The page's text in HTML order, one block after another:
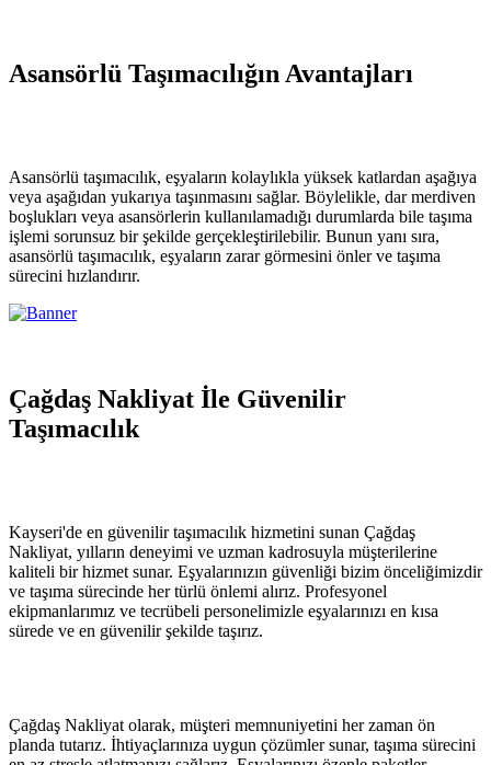
Asansörlü Taşımacılığın Avantajları
Asansörlü taşımacılık, eşyaların kolaylıkla yüksek katlardan aşağıya
veya aşağıdan yukarıya taşınmasını sağlar. Böylelikle, dar merdiven
boşlukları veya asansörlerin kullanılamadığı durumlarda bile taşıma
işlemi sorunsuz bir şekilde gerçekleştirilebilir. Bunun yanı sıra,
asansörlü taşımacılık, eşyaların zarar görmesini önler ve taşıma
sürecini hızlandırır.
Çağdaş Nakliyat İle Güvenilir
Taşımacılık
Kayseri'de en güvenilir taşımacılık hizmetini sunan Çağdaş
Nakliyat, yılların deneyimi ve uzman kadrosuyla müşterilerine
kaliteli bir hizmet sunar. Eşyalarınızın güvenliği bizim önceliğimizdir
ve taşıma sürecinde her türlü önlemi alırız. Profesyonel
ekipmanlarımız ve tecrübeli personelimizle eşyalarınızı en kısa
sürede ve en güvenilir şekilde taşırız.
Çağdaş Nakliyat olarak, müşteri memnuniyetini her zaman ön
planda tutarız. İhtiyaçlarınıza uygun çözümler sunar, taşıma sürecini